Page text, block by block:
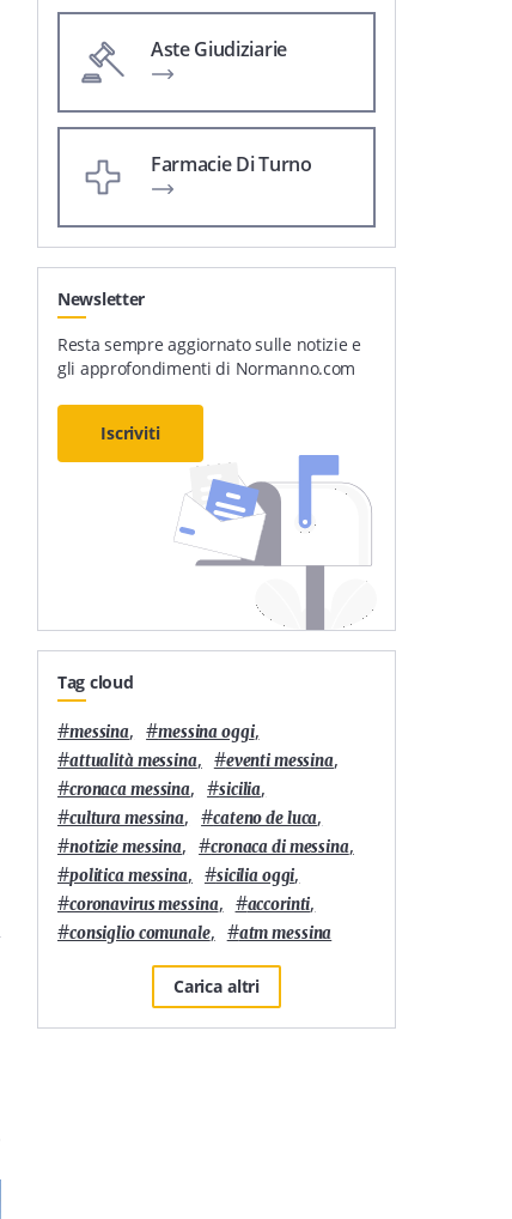
Aste Giudiziarie
Farmacie Di Turno
Newsletter
Resta sempre aggiornato sulle notizie e
gli approfondimenti di Normanno.com
Iscriviti
Tag cloud
#messina, #messina oggi,
#attualità messina, #eventi messina,
#cronaca messina, #sicilia,
#cultura messina, #cateno de luca,
#notizie messina, #cronaca di messina,
#politica messina, #sicilia oggi,
#coronavirus messina, #accorinti,
#consiglio comunale, #atm messina
Carica altri